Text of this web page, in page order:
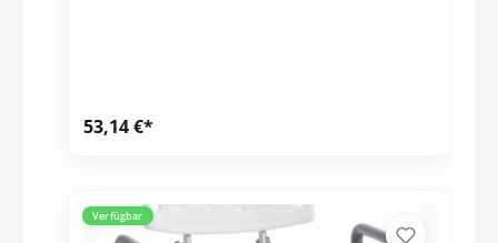
53,14 €*
Verfügbar